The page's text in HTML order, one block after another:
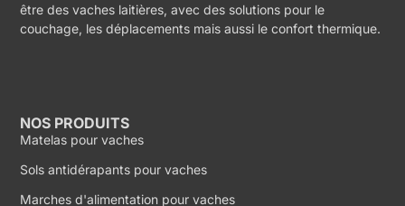
être des vaches laitières, avec des solutions pour le
couchage, les déplacements mais aussi le confort thermique.
NOS PRODUITS
Matelas pour vaches
Sols antidérapants pour vaches
Marches d'alimentation pour vaches